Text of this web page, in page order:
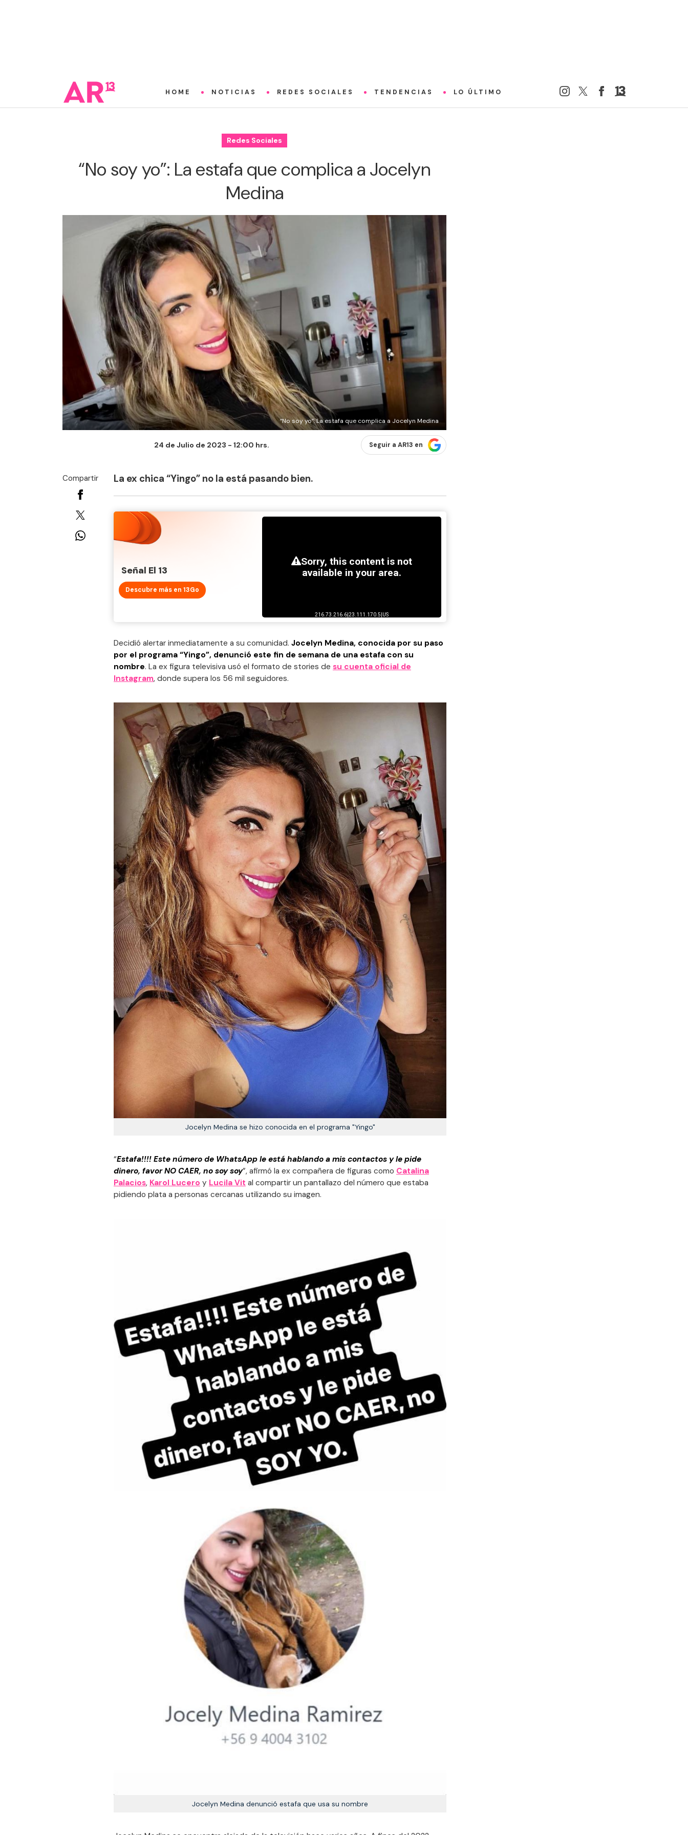
HOME NOTICIAS REDES SOCIALES TENDENCIAS LO ÚLTIMO
Redes Sociales
“No soy yo”: La estafa que complica a Jocelyn
Medina
“No soy yo”: La estafa que complica a Jocelyn Medina
24 de Julio de 2023 - 12:00 hrs. Seguir a AR13 en
Compartir La ex chica “Yingo” no la está pasando bien.
Señal El 13
Descubre más en 13Go
Decidió alertar inmediatamente a su comunidad. Jocelyn Medina, conocida por su paso
por el programa “Yingo”, denunció este fin de semana de una estafa con su
nombre. La ex figura televisiva usó el formato de stories de su cuenta oficial de
Instagram, donde supera los 56 mil seguidores.
Jocelyn Medina se hizo conocida en el programa "Yingo"
“Estafa!!!! Este número de WhatsApp le está hablando a mis contactos y le pide
dinero, favor NO CAER, no soy soy”, afirmó la ex compañera de figuras como Catalina
Palacios, Karol Lucero y Lucila Vit al compartir un pantallazo del número que estaba
pidiendo plata a personas cercanas utilizando su imagen.
Jocelyn Medina denunció estafa que usa su nombre